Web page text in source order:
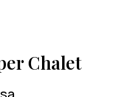
Chalet